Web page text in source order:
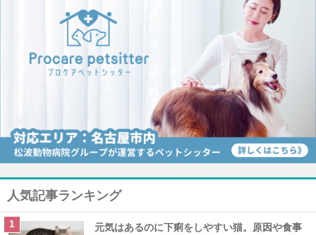
人気記事ランキング
元気はあるのに下痢をしやすい猫。原因や食事